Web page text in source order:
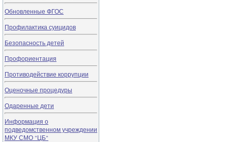
Обновленные ФГОС
Профилактика суицидов
Безопасность детей
Профориентация
Противодействие коррупции
Оценочные процедуры
Одаренные дети
Информация о
подведомственном учреждении
МКУ СМО "ЦБ"